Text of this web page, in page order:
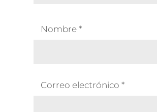
Nombre *
Correo electrónico *